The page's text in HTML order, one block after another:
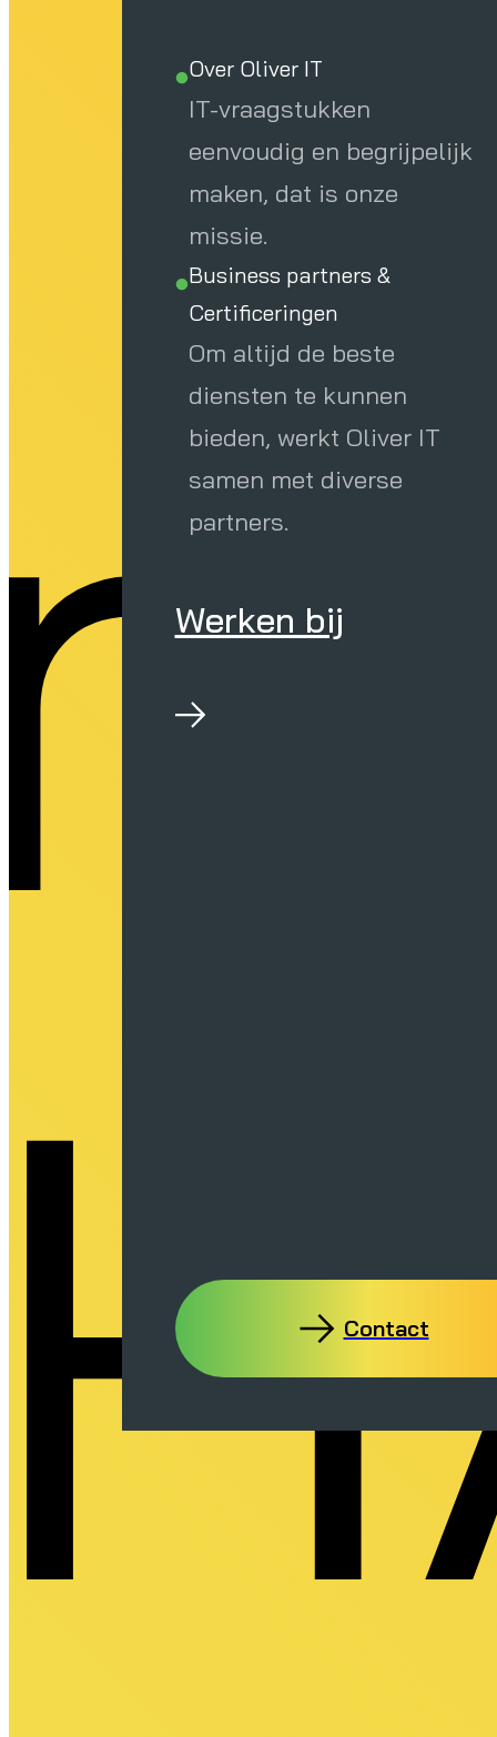
Over Oliver IT
IT-vraagstukken
eenvoudig en begrijpelijk
maken, dat is onze
missie.
Business partners &
Certificeringen
Om altijd de beste
diensten te kunnen
bieden, werkt Oliver IT
samen met diverse
partners.
Werken bij
Contact